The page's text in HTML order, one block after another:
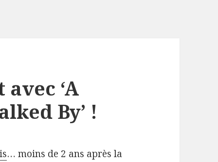
‘A
By’ !
… moins de 2 ans après la